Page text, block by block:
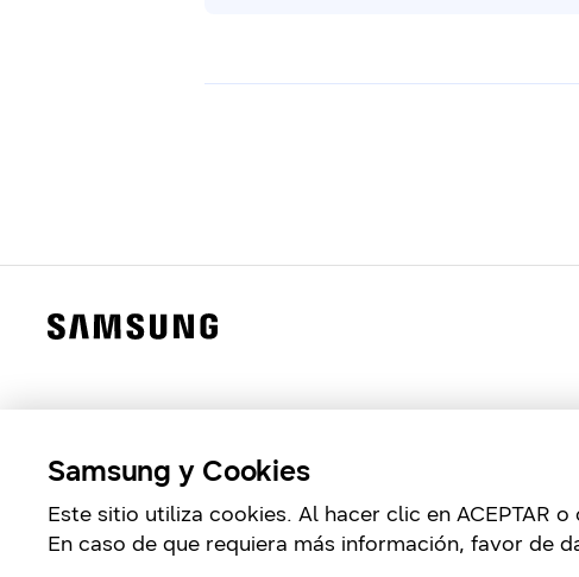
Samsung y Cookies
Este sitio utiliza cookies. Al hacer clic en ACEPTAR
En caso de que requiera más información, favor de